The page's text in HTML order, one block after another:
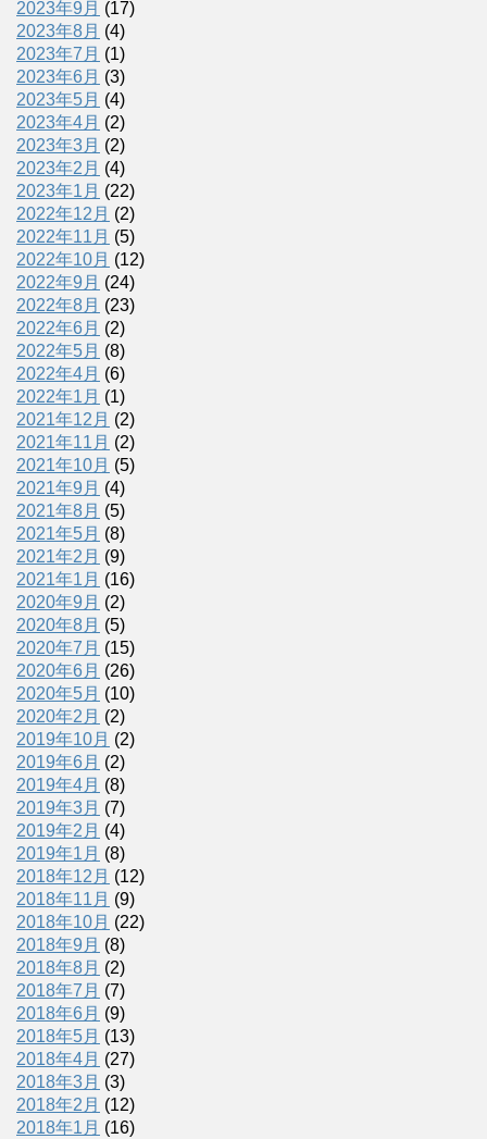
2023年9月 (17)
2023年8月 (4)
2023年7月 (1)
2023年6月 (3)
2023年5月 (4)
2023年4月 (2)
2023年3月 (2)
2023年2月 (4)
2023年1月 (22)
2022年12月 (2)
2022年11月 (5)
2022年10月 (12)
2022年9月 (24)
2022年8月 (23)
2022年6月 (2)
2022年5月 (8)
2022年4月 (6)
2022年1月 (1)
2021年12月 (2)
2021年11月 (2)
2021年10月 (5)
2021年9月 (4)
2021年8月 (5)
2021年5月 (8)
2021年2月 (9)
2021年1月 (16)
2020年9月 (2)
2020年8月 (5)
2020年7月 (15)
2020年6月 (26)
2020年5月 (10)
2020年2月 (2)
2019年10月 (2)
2019年6月 (2)
2019年4月 (8)
2019年3月 (7)
2019年2月 (4)
2019年1月 (8)
2018年12月 (12)
2018年11月 (9)
2018年10月 (22)
2018年9月 (8)
2018年8月 (2)
2018年7月 (7)
2018年6月 (9)
2018年5月 (13)
2018年4月 (27)
2018年3月 (3)
2018年2月 (12)
2018年1月 (16)